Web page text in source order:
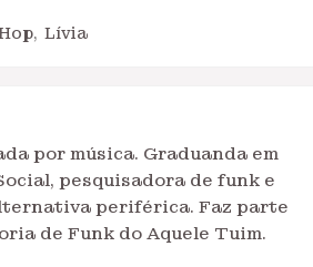
Lívia
por música. Graduanda em
pesquisadora de funk e
periférica. Faz parte
de Funk do Aquele Tuim.